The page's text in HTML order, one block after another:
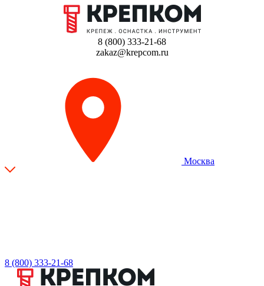
8 (800) 333-21-68
zakaz@krepcom.ru
Москва
8 (800) 333-21-68